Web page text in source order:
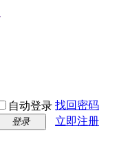
自动登录 找回密码
登录
立即注册